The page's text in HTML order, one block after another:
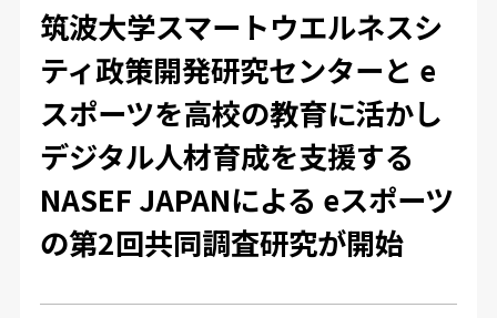
筑波大学スマートウエルネスシ
ティ政策開発研究センターと e
スポーツを高校の教育に活かし
デジタル人材育成を支援する
NASEF JAPANによる eスポーツ
の第2回共同調査研究が開始